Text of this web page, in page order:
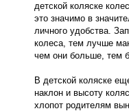
детской коляске
это значимо в
личного удобства.
колеса, тем лучше
чем они больше, тем
В детской коляске
наклон и высоту
хлопот родителям